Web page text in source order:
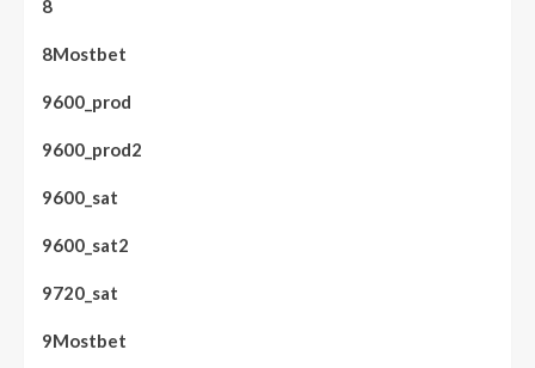
8
8Mostbet
9600_prod
9600_prod2
9600_sat
9600_sat2
9720_sat
9Mostbet